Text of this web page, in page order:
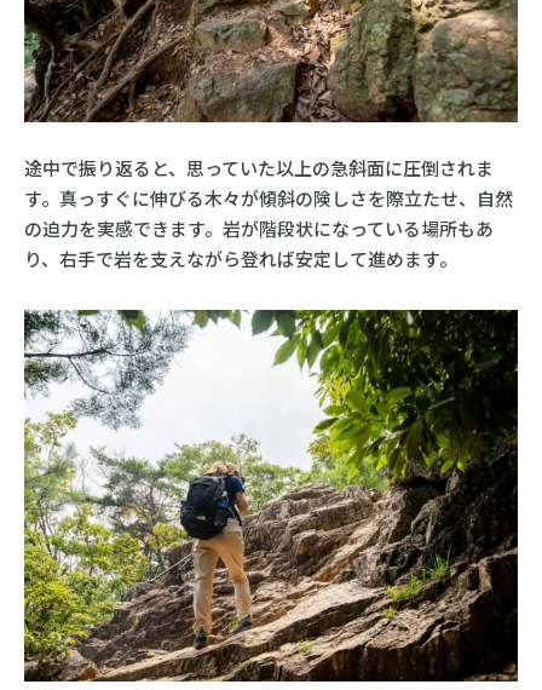
途中で振り返ると、思っていた以上の急斜面に圧倒されま
す。真っすぐに伸びる木々が傾斜の険しさを際立たせ、自然
の迫力を実感できます。岩が階段状になっている場所もあ
り、右手で岩を支えながら登れば安定して進めます。